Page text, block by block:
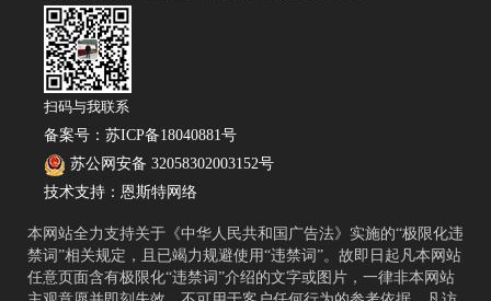
扫码与我联系
备案号： 苏ICP备18040881号
苏公网安备 32058302003152号
技术支持： 恩斯特网络
本网站全力支持关于《中华人民共和国广告法》实施的“极限化违
禁词”相关规定，且已竭力规避使用“违禁词”。故即日起凡本网站
任意页面含有极限化“违禁词”介绍的文字或图片，一律非本网站